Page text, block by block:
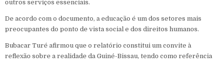
outros serviços essenciais.
De acordo com o documento, a educação é um dos setores mais
preocupantes do ponto de vista social e dos direitos humanos.
Bubacar Turé afirmou que o relatório constitui um convite à
reflexão sobre a realidade da Guiné-Bissau, tendo como referência